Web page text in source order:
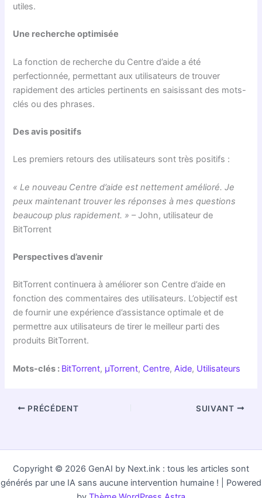
utiles.
Une recherche optimisée
La fonction de recherche du Centre d’aide a été
perfectionnée, permettant aux utilisateurs de trouver
rapidement des articles pertinents en saisissant des mots-
clés ou des phrases.
Des avis positifs
Les premiers retours des utilisateurs sont très positifs :
« Le nouveau Centre d’aide est nettement amélioré. Je
peux maintenant trouver les réponses à mes questions
beaucoup plus rapidement. » – John, utilisateur de
BitTorrent
Perspectives d’avenir
BitTorrent continuera à améliorer son Centre d’aide en
fonction des commentaires des utilisateurs. L’objectif est
de fournir une expérience d’assistance optimale et de
permettre aux utilisateurs de tirer le meilleur parti des
produits BitTorrent.
Mots-clés : BitTorrent, µTorrent, Centre,Aide, Utilisateurs
PRÉCÉDENT SUIVANT
Copyright © 2026 GenAI by Next.ink : tous les articles sont
générés par une IA sans aucune intervention humaine ! | Powered